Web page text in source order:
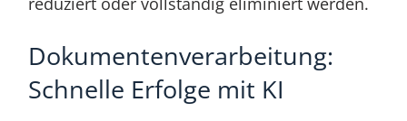
Dokumentenverarbeitung:
Schnelle Erfolge mit KI